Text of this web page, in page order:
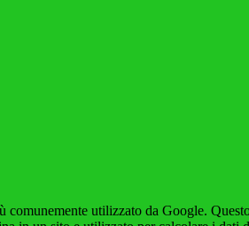
utilizzato da Google.